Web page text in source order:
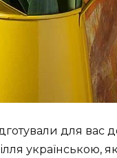
для
українською,